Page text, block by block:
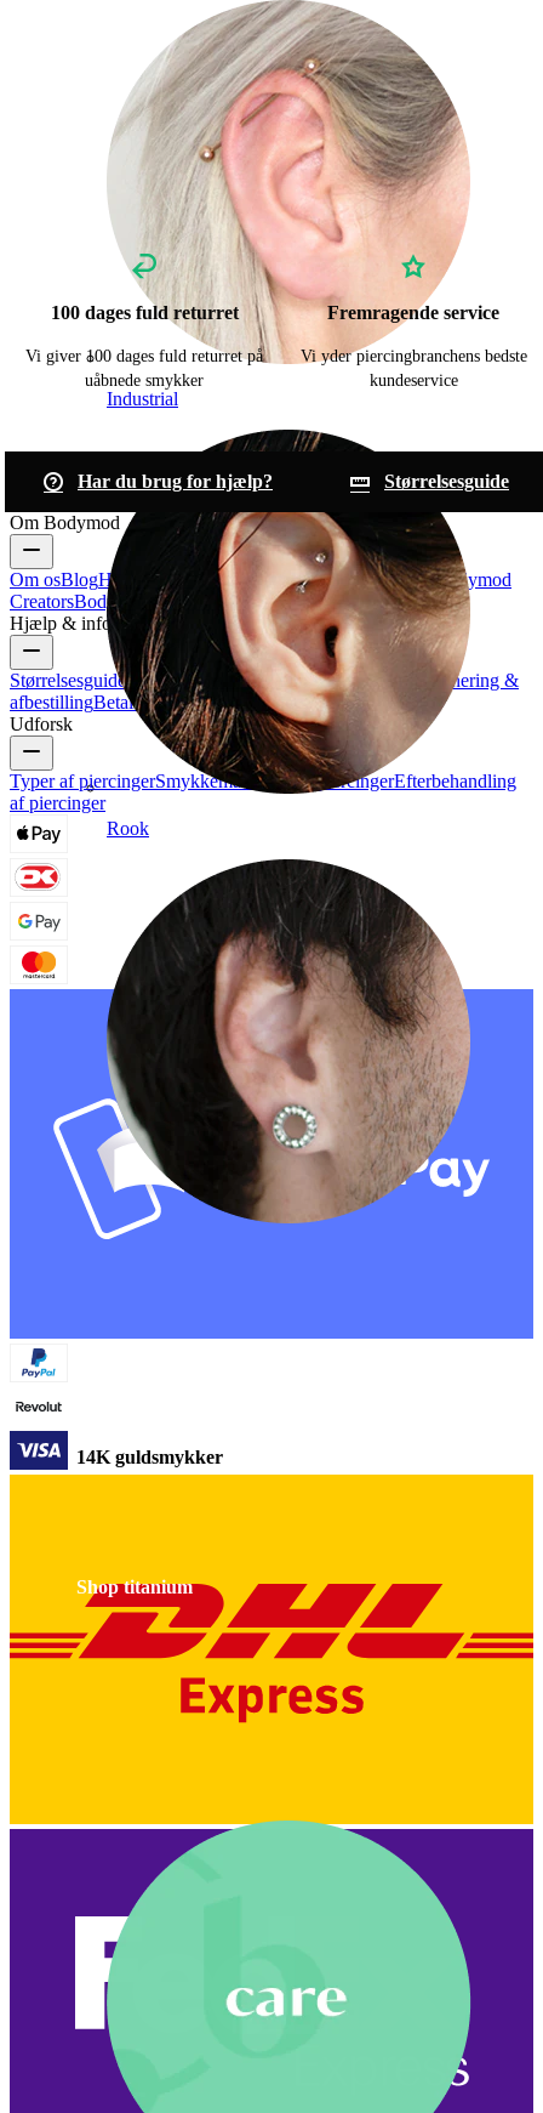
Industrial
Rook
14K guldsmykker
Shop titanium
Nyheder
Køb 4, betal for 3Shop Bodymod Moments
100 dages fuld returret
Vi giver 100 dages fuld returret på
uåbnede smykker
Fremragende service
Vi yder piercingbranchens bedste
kundeservice
Har du brug for hjælp?
Størrelsesguide
Om Bodymod
Om osBlogHandelsbetingelser Kontakt osBodymod ProBodymod
CreatorsBodymod-anmeldelser
Hjælp & info
StørrelsesguideTrack din ordreLeveringsinformation
Returnering &
afbestillingBetalingMin konto
Bodymod support
Udforsk
Typer af piercingerSmykkematerialer til piercingerEfterbehandling
af piercinger